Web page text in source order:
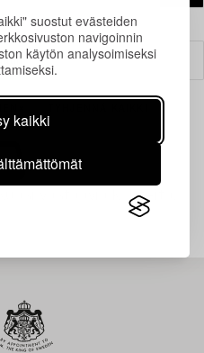
suostut evästeiden
navigoinnin
käytön analysoimiseksi
kaikki
vastaavia kohteita.